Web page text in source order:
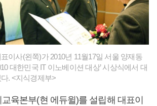
이사(왼쪽)가 2010년 11월17일 서울 양재동
대한민국 IT 이노베이션 대상’ 시상식에서 대
. <지식경제부>
육본부(현 에듀윌)를 설립해 대표이